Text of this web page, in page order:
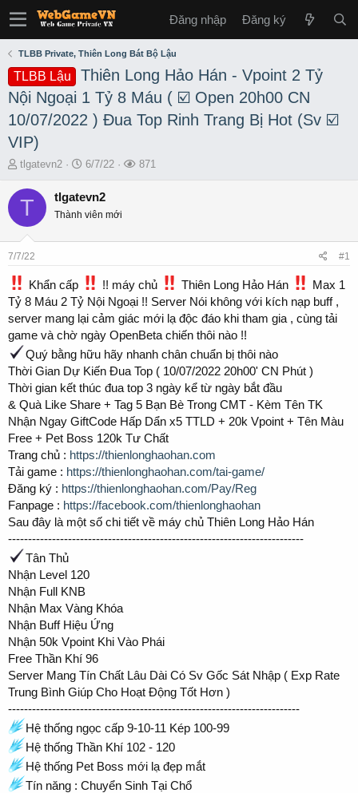
Đăng nhập Đăng ký
TLBB Private, Thiên Long Bát Bộ Lậu
TLBB Lậu
Thiên Long Hảo Hán - Vpoint 2 Tỷ
Nội Ngoại 1 Tỷ 8 Máu ( ☑️ Open 20h00 CN
10/07/2022 ) Đua Top Rinh Trang Bị Hot (Sv ☑️
VIP)
T
r
s
a
r
t
e
r
tlgatevn2
S
a
t
e
6/7/22
L
871
T tlgatevn2
Thành viên mới
7/7/22 #1
Khẩn cấp !! máy chủ Thiên Long Hảo Hán
Max 1
Tỷ 8 Máu 2 Tỷ Nội Ngoại !! Server Nói không với kích nạp buff ,
server mang lại cảm giác mới lạ độc đáo khi tham gia , cùng tải
game và chờ ngày OpenBeta chiến thôi nào !!
Quý bằng hữu hãy nhanh chân chuẩn bị thôi nào
Thời Gian Dự Kiến Đua Top ( 10/07/2022 20h00' CN Phút )
Thời gian kết thúc đua top 3 ngày kể từ ngày bắt đầu
& Quà Like Share + Tag 5 Bạn Bè Trong CMT - Kèm Tên TK
Nhận Ngay GiftCode Hấp Dẩn x5 TTLD + 20k Vpoint + Tên Màu
Free + Pet Boss 120k Tư Chất
Trang chủ : https://thienlonghaohan.com
Tải game : https://thienlonghaohan.com/tai-game/
Đăng ký : https://thienlonghaohan.com/Pay/Reg
Fanpage : https://facebook.com/thienlonghaohan
Sau đây là một số chi tiết về máy chủ Thiên Long Hảo Hán
--------------------------------------------------------------------------
Tân Thủ
Nhận Level 120
Nhận Full KNB
Nhận Max Vàng Khóa
Nhận Buff Hiệu Ứng
Nhận 50k Vpoint Khi Vào Phái
Free Thần Khí 96
Server Mang Tín Chất Lâu Dài Có Sv Gốc Sát Nhập ( Exp Rate
Trung Bình Giúp Cho Hoạt Động Tốt Hơn )
-------------------------------------------------------------------------
Hệ thống ngọc cấp 9-10-11 Kép 100-99
Hệ thống Thần Khí 102 - 120
Hệ thống Pet Boss mới lạ đẹp mắt
Tín năng : Chuyển Sinh Tại Chổ